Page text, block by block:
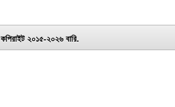
কপিরাইট ২০১৫-২০২৬ বারি.